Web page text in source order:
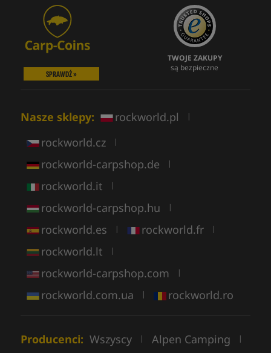
SPRAWDŹ »
TWOJE ZAKUPY
są bezpieczne
Nasze sklepy: rockworld.pl |
rockworld.cz |
rockworld-carpshop.de |
rockworld.it |
rockworld-carpshop.hu |
rockworld.es | rockworld.fr |
rockworld.lt |
rockworld-carpshop.com |
rockworld.com.ua | rockworld.ro
Producenci: Wszyscy | Alpen Camping |